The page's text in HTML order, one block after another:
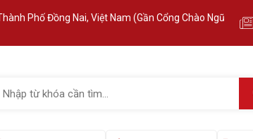
Phố Đồng Nai, Việt Nam (Gần Cổng Chào Ngũ